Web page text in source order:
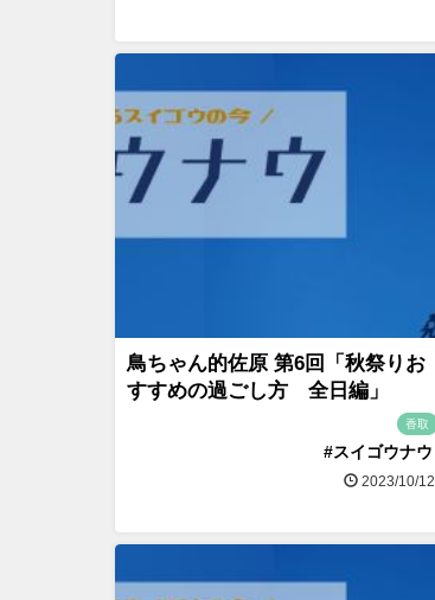
鳥ちゃん的佐原 第6回「秋祭りお
すすめの過ごし方 全日編」
香取
#スイゴウナウ
2023/10/12